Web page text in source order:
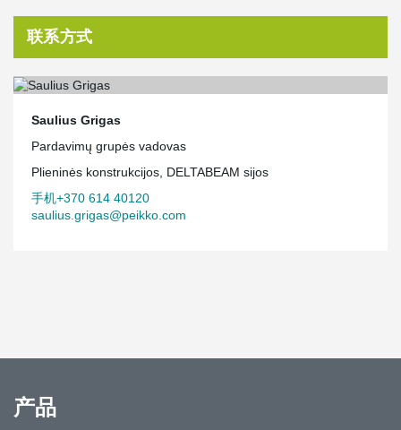
联系方式
Saulius Grigas
Pardavimų grupės vadovas
Plieninės konstrukcijos, DELTABEAM sijos
手机+370 614 40120
saulius.grigas@peikko.com
产品